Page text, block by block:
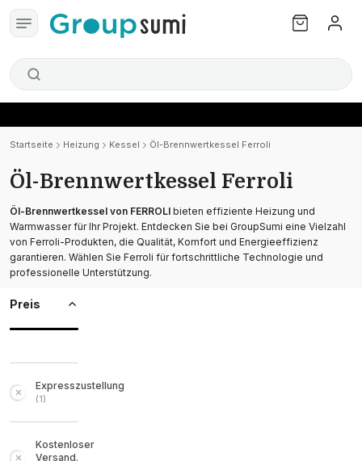
Startseite Heizung Kessel Öl-Brennwertkessel Ferroli
Öl-Brennwertkessel Ferroli
Öl-Brennwertkessel von FERROLI bieten effiziente Heizung und
Warmwasser für Ihr Projekt. Entdecken Sie bei GroupSumi eine Vielzahl
von Ferroli-Produkten, die Qualität, Komfort und Energieeffizienz
garantieren. Wählen Sie Ferroli für fortschrittliche Technologie und
professionelle Unterstützung.
Preis
Expresszustellung
(1)
Kostenloser
Versand.